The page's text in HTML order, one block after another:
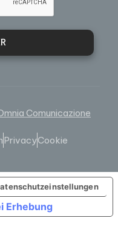
Comunicazione
PrivacyCookie
Erhebung